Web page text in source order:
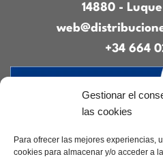
Gestionar el
las cookies
Para ofrecer las mejores experiencias,
cookies para almacenar y/o acceder a
14880 -
+34 664